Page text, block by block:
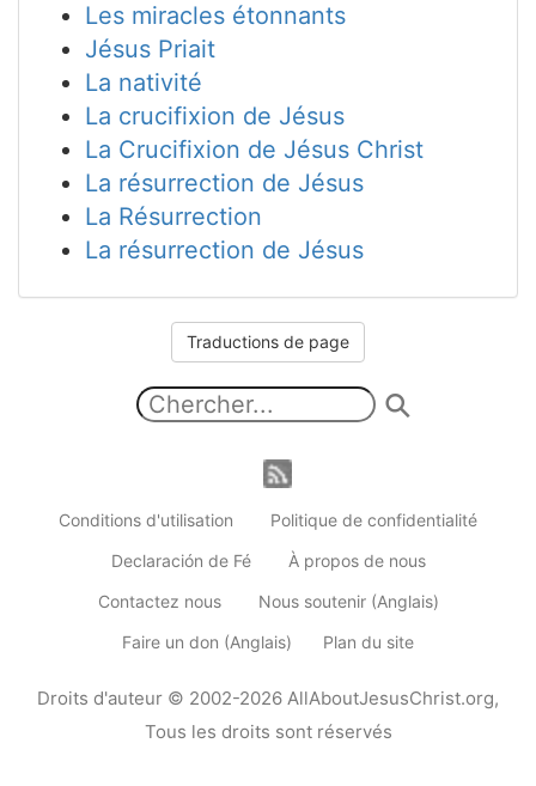
Les miracles étonnants
Jésus Priait
La nativité
La crucifixion de Jésus
La Crucifixion de Jésus Christ
La résurrection de Jésus
La Résurrection
La résurrection de Jésus
Traductions de page
Conditions d'utilisation
Politique de confidentialité
Declaración de Fé
À propos de nous
Contactez nous
Nous soutenir (Anglais)
Faire un don (Anglais)
Plan du site
Droits d'auteur © 2002-2026 AllAboutJesusChrist.org,
Tous les droits sont réservés